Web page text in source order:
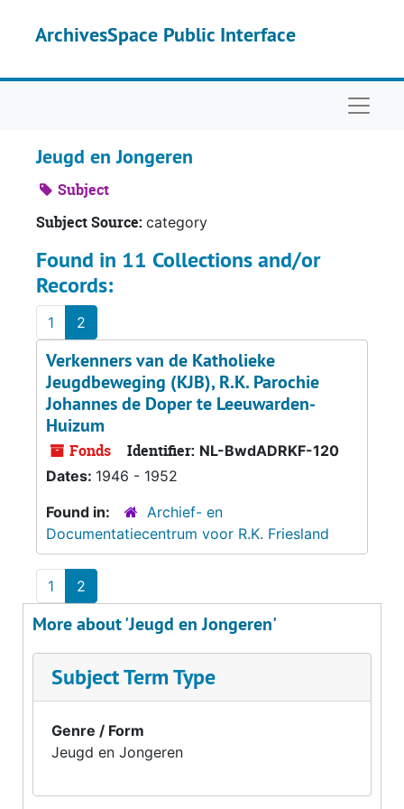
ArchivesSpace Public Interface
Jeugd en Jongeren
Subject
Subject Source: category
Found in 11 Collections and/or
Records:
1 2
Verkenners van de Katholieke
Jeugdbeweging (KJB), R.K. Parochie
Johannes de Doper te Leeuwarden-
Huizum
Fonds Identifier: NL-BwdADRKF-120
Dates: 1946 - 1952
Found in:
Archief- en
Documentatiecentrum voor R.K. Friesland
1 2
More about 'Jeugd en Jongeren'
Subject Term Type
Genre / Form
Jeugd en Jongeren